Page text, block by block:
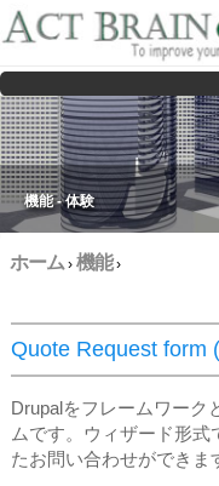
Drupalサイトの制作・保守をど
ださい
機能 - 体験
ホーム› 機能›
Quote Request form
Drupalをフレームワーク
ムです。ウィザード形式
たお問い合わせができま